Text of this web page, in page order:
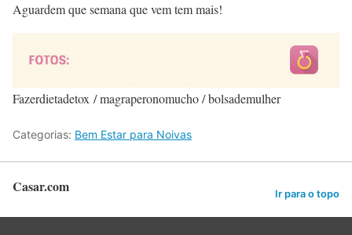
Aguardem que semana que vem tem mais!
Fazerdietadetox / magraperonomucho / bolsademulher
Categorias: Bem Estar para Noivas
Casar.com Ir para o topo